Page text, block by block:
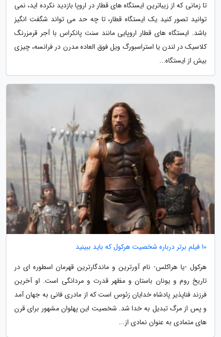
تا زمانی که از زیباترین ایستگاه های قطار در اروپا بازدید نکرده اید، نمی
توانید تصور کنید یک ایستگاه قطار، تا چه حد می تواند شگفت انگیز
باشد. ایستگاه های قطار اروپایی مانند سنت پانکراس با آجر قرمزرنگ
کلاسیک در لندن یا استراسبورگ ویل فوق العاده مدرن در فرانسه، چیزی
بیش از ایستگاه...
10 فیلم برتر درباره شخصیت هرکول که باید ببینید
هرکول -یا هراکلس- نام آورترین و ماندگارترین قهرمان اسطوره ای در
تاریخ روم و یونان باستان و مظهر قدرت و مردانگی است. او آخرین
فرزند فناپذیر پادشاه خدایان زئوس است که از مادری فانی به جهان آمد
و پس از مرگ تبدیل به خدا شد. شخصیت این پهلوان مشهور برای قرن
های متمادی به عنوان نمادی از...